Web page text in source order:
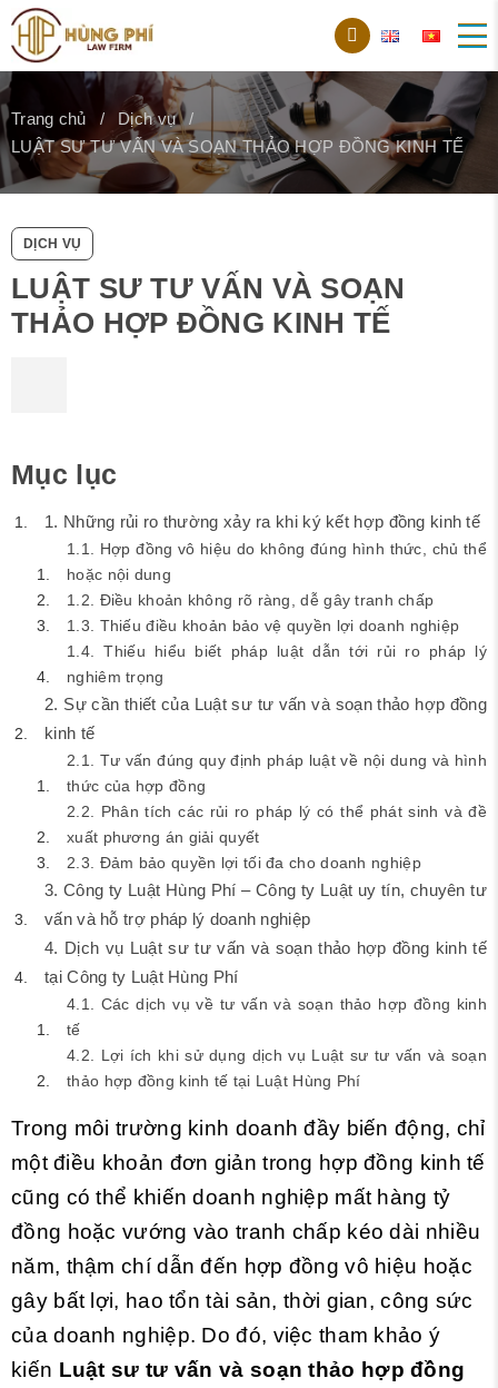
Trang chủ
Dịch vụ
LUẬT SƯ TƯ VẤN VÀ SOẠN THẢO HỢP ĐỒNG KINH TẾ
DỊCH VỤ
LUẬT SƯ TƯ VẤN VÀ SOẠN
THẢO HỢP ĐỒNG KINH TẾ
Mục lục
1. Những rủi ro thường xảy ra khi ký kết hợp đồng kinh tế
1.1. Hợp đồng vô hiệu do không đúng hình thức, chủ thể
hoặc nội dung
1.2. Điều khoản không rõ ràng, dễ gây tranh chấp
1.3. Thiếu điều khoản bảo vệ quyền lợi doanh nghiệp
1.4. Thiếu hiểu biết pháp luật dẫn tới rủi ro pháp lý
nghiêm trọng
2. Sự cần thiết của Luật sư tư vấn và soạn thảo hợp đồng
kinh tế
2.1. Tư vấn đúng quy định pháp luật về nội dung và hình
thức của hợp đồng
2.2. Phân tích các rủi ro pháp lý có thể phát sinh và đề
xuất phương án giải quyết
2.3. Đảm bảo quyền lợi tối đa cho doanh nghiệp
3. Công ty Luật Hùng Phí – Công ty Luật uy tín, chuyên tư
vấn và hỗ trợ pháp lý doanh nghiệp
4. Dịch vụ Luật sư tư vấn và soạn thảo hợp đồng kinh tế
tại Công ty Luật Hùng Phí
4.1. Các dịch vụ về tư vấn và soạn thảo hợp đồng kinh
tế
4.2. Lợi ích khi sử dụng dịch vụ Luật sư tư vấn và soạn
thảo hợp đồng kinh tế tại Luật Hùng Phí
Trong môi trường kinh doanh đầy biến động, chỉ
một điều khoản đơn giản trong hợp đồng kinh tế
cũng có thể khiến doanh nghiệp mất hàng tỷ
đồng hoặc vướng vào tranh chấp kéo dài nhiều
năm, thậm chí dẫn đến hợp đồng vô hiệu hoặc
gây bất lợi, hao tổn tài sản, thời gian, công sức
của doanh nghiệp. Do đó, việc tham khảo ý
kiến Luật sư tư vấn và soạn thảo hợp đồng